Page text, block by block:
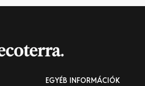
EGYÉB INFORMÁCIÓK